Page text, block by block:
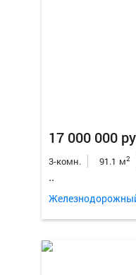
17 000 000
3-комн. 91.1 м2
..